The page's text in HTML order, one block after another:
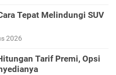
Tepat Melindungi SUV
2026
Tarif Premi, Opsi